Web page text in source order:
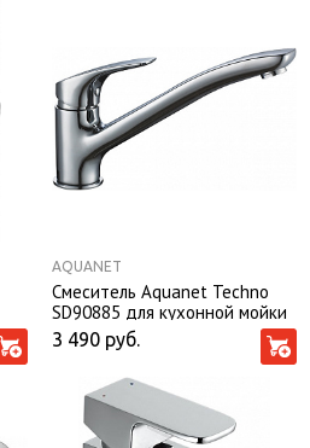
AQUANET
Смеситель Aquanet Techno
SD90885 для кухонной мойки
3 490 руб.